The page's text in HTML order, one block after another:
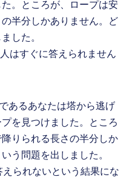
。ところが、ロープは安
半分しかありません。ど
した。
はすぐに答えられません
あるあなたは塔から逃げ
を見つけました。ところ
りられる長さの半分しか
う問題を出しました。
られないという結果にな